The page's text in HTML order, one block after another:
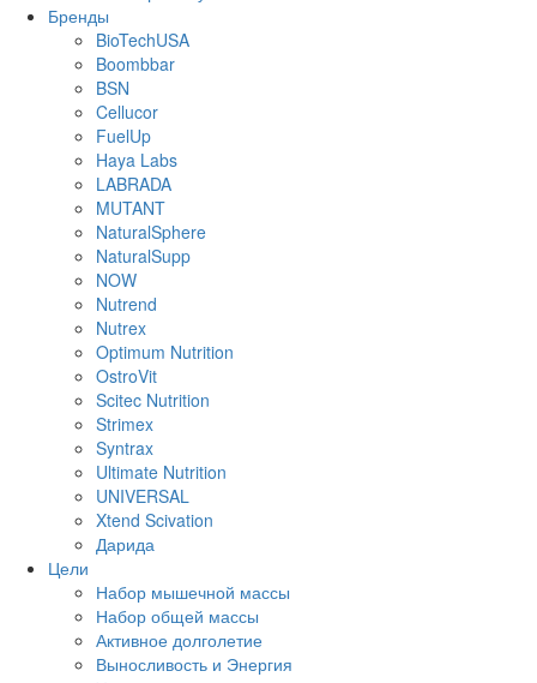
Бренды
BioTechUSA
Boombbar
BSN
Cellucor
FuelUp
Haya Labs
LABRADA
MUTANT
NaturalSphere
NaturalSupp
NOW
Nutrend
Nutrex
Optimum Nutrition
OstroVit
Scitec Nutrition
Strimex
Syntrax
Ultimate Nutrition
UNIVERSAL
Xtend Scivation
Дарида
Цели
Набор мышечной массы
Набор общей массы
Активное долголетие
Выносливость и Энергия